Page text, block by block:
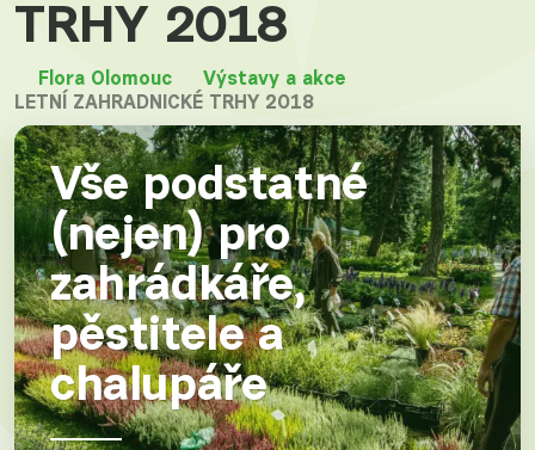
TRHY 2018
Flora Olomouc
Výstavy a akce
LETNÍ ZAHRADNICKÉ TRHY 2018
Vše podstatné
(nejen) pro
zahrádkáře,
pěstitele a
chalupáře